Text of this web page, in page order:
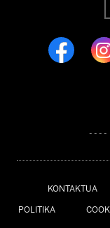
KONTAKTUA
POLITIKA
----